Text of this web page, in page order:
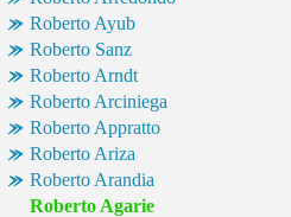
Roberto Ayub
Roberto Sanz
Roberto Arndt
Roberto Arciniega
Roberto Appratto
Roberto Ariza
Roberto Arandia
Roberto Agarie